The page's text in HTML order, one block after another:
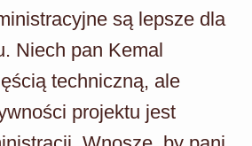
są lepsze dla
Niech pan Kemal
techniczną, ale
projektu jest